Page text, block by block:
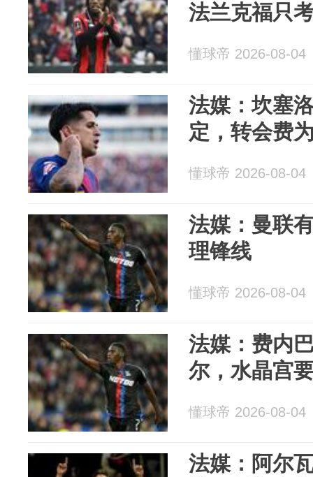
法兰克福只
懂球帝 2026-08-04
法媒：坎塞
定，转会费
懂球帝 2026-08-04
法媒：曼联
理锋线
懂球帝 2026-08-04
法媒：费内
尔，水晶宫
懂球帝 2026-08-04
法媒：阿尔